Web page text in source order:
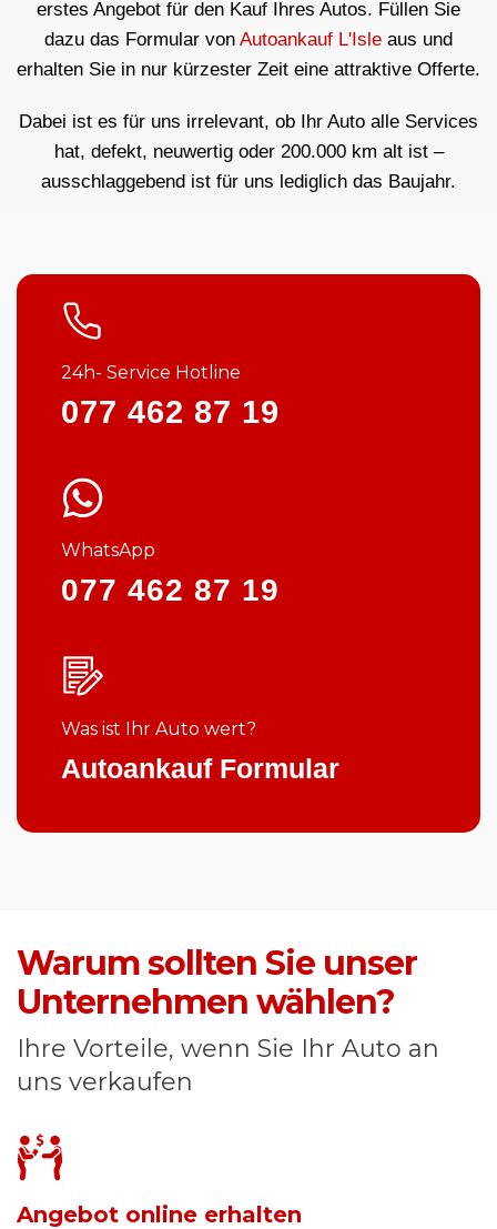
erstes Angebot für den Kauf Ihres Autos. Füllen Sie
dazu das Formular von Autoankauf L'Isle aus und
erhalten Sie in nur kürzester Zeit eine attraktive Offerte.
Dabei ist es für uns irrelevant, ob Ihr Auto alle Services
hat, defekt, neuwertig oder 200.000 km alt ist –
ausschlaggebend ist für uns lediglich das Baujahr.
24h- Service Hotline
077 462 87 19
WhatsApp
077 462 87 19
Was ist Ihr Auto wert?
Autoankauf Formular
Warum sollten Sie unser
Unternehmen wählen?
Ihre Vorteile, wenn Sie Ihr Auto an
uns verkaufen
Angebot online erhalten